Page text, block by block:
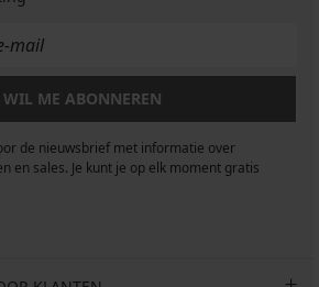
ME ABONNEREN
de nieuwsbrief met informatie over
en sales. Je kunt je op elk moment gratis